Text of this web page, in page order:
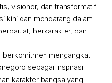
visioner, dan transformatif
kini dan mendatang dalam
berkarakter, dan
berkomitmen mengangkat
sebagai inspirasi
karakter bangsa yang